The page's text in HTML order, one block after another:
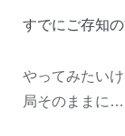
すでにご存知
やってみたい
局そのままに…